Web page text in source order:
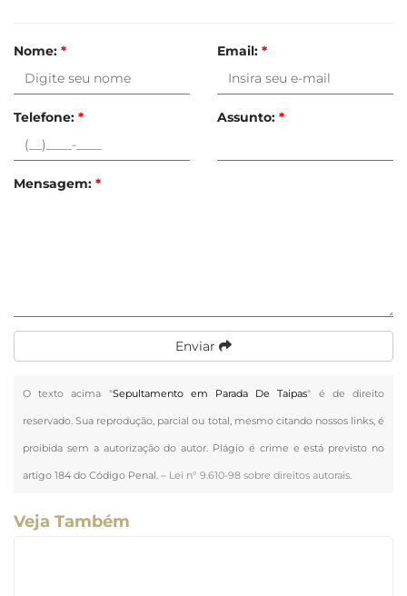
Nome: * Email: *
Telefone: * Assunto: *
Mensagem: *
Enviar
O texto acima "Sepultamento em Parada De Taipas" é de direito
reservado. Sua reprodução, parcial ou total, mesmo citando nossos links, é
proibida sem a autorização do autor. Plágio é crime e está previsto no
artigo 184 do Código Penal. – Lei n° 9.610-98 sobre direitos autorais.
Veja Também